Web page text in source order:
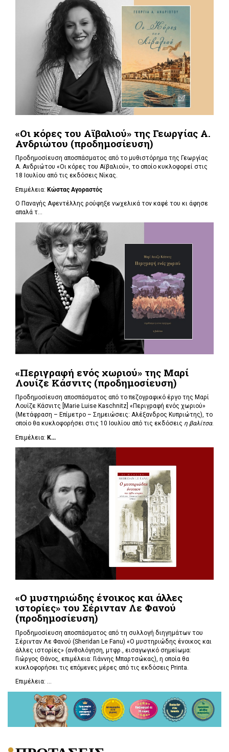
«Οι κόρες του Αϊβαλιού» της Γεωργίας Α.
Ανδριώτου (προδημοσίευση)
Προδημοσίευση αποσπάσματος από το μυθιστόρημα της Γεωργίας
Α. Ανδριώτου «Οι κόρες του Αϊβαλιού», το οποίο κυκλοφορεί στις
18 Ιουλίου από τις εκδόσεις Νίκας.
Επιμέλεια: Κώστας Αγοραστός
Ο Παναγής Αφεντέλλης ρούφηξε νωχελικά τον καφέ του κι άφησε
απαλά τ...
«Περιγραφή ενός χωριού» της Μαρί
Λουίζε Κάσνιτς (προδημοσίευση)
Προδημοσίευση αποσπάσματος από το πεζογραφικό έργο της Μαρί
Λουίζε Κάσνιτς [Marie Luise Kaschnitz] «Περιγραφή ενός χωριού»
(Μετάφραση – Επίμετρο – Σημειώσεις: Αλέξανδρος Κυπριώτης), το
οποίο θα κυκλοφορήσει στις 10 Ιουλίου από τις εκδόσεις η βαλίτσα.
Επιμέλεια: Κ...
«Ο μυστηριώδης ένοικος και άλλες
ιστορίες» του Σέρινταν Λε Φανού
(προδημοσίευση)
Προδημοσίευση αποσπάσματος από τη συλλογή διηγημάτων του
Σέρινταν Λε Φανού (Sheridan Le Fanu) «Ο μυστηριώδης ένοικος και
άλλες ιστορίες» (ανθολόγηση, μτφρ., εισαγωγικό σημείωμα:
Γιώργος Θάνος, επιμέλεια: Γιάννης Μπαρτσώκας), η οποία θα
κυκλοφορήσει τις επόμενες μέρες από τις εκδόσεις Printa.
Επιμέλεια: ...